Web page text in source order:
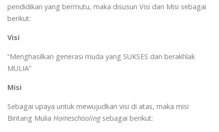
pendidikan yang bermutu, maka disusun Visi dan Misi sebagai
berikut:
Visi
“Menghasilkan generasi muda yang SUKSES dan berakhlak
MULIA”
Misi
Sebagai upaya untuk mewujudkan visi di atas, maka misi
Bintang Mulia Homeschooling sebagai berikut: